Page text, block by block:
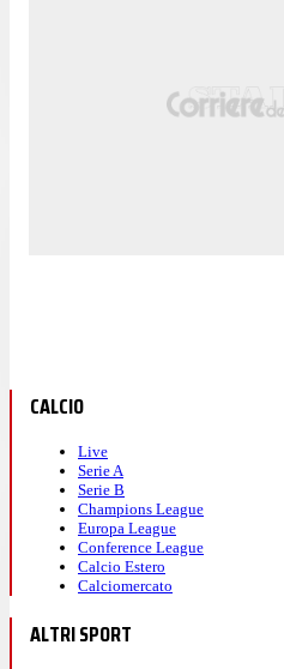
CALCIO
Live
Serie A
Serie B
Champions League
Europa League
Conference League
Calcio Estero
Calciomercato
ALTRI SPORT